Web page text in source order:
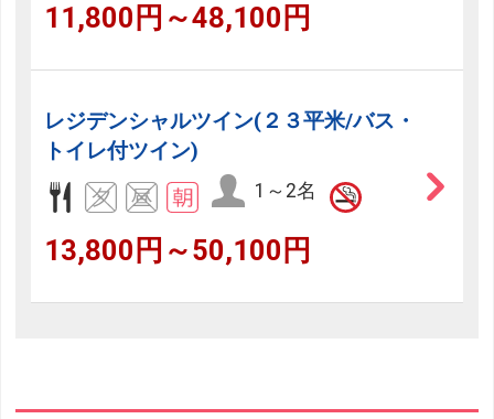
11,800円～48,100円
レジデンシャルツイン(２３平米/バス・
トイレ付ツイン)
1～2名
13,800円～50,100円